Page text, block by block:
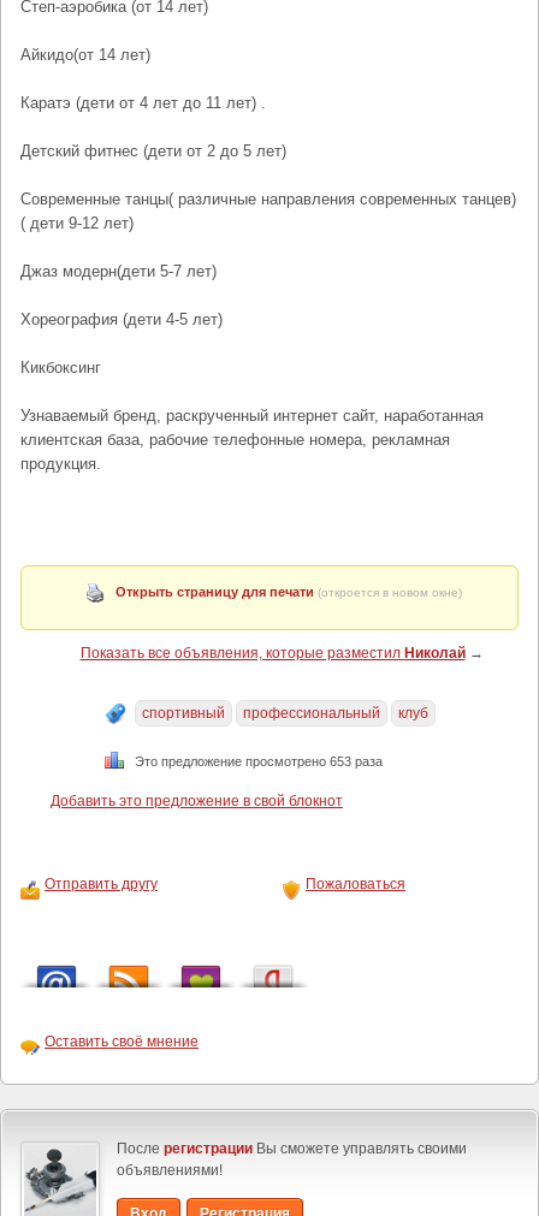
Степ-аэробика (от 14 лет)
Айкидо(от 14 лет)
Каратэ (дети от 4 лет до 11 лет) .
Детский фитнес (дети от 2 до 5 лет)
Современные танцы( различные направления современных танцев)
( дети 9-12 лет)
Джаз модерн(дети 5-7 лет)
Хореография (дети 4-5 лет)
Кикбоксинг
Узнаваемый бренд, раскрученный интернет сайт, наработанная
клиентская база, рабочие телефонные номера, рекламная
продукция.
Открыть страницу для печати (откроется в новом окне)
Показать все объявления, которые разместил Николай→
спортивный профессиональный клуб
Это предложение просмотрено 653 раза
Добавить это предложение в свой блокнот
Отправить другу Пожаловаться
Оставить своё мнение
После регистрации Вы сможете управлять своими
объявлениями!